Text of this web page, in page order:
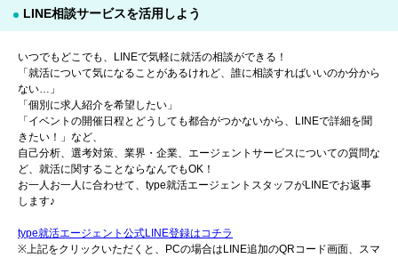
LINE相談サービスを活用しよう
いつでもどこでも、LINEで気軽に就活の相談ができる！
「就活について気になることがあるけれど、誰に相談すればいいのか分から
ない…」
「個別に求人紹介を希望したい」
「イベントの開催日程とどうしても都合がつかないから、LINEで詳細を聞
きたい！」など、
自己分析、選考対策、業界・企業、エージェントサービスについての質問な
ど、就活に関することならなんでもOK！
お一人お一人に合わせて、type就活エージェントスタッフがLINEでお返事
します♪
type就活エージェント公式LINE登録はコチラ
※上記をクリックいただくと、PCの場合はLINE追加のQRコード画面、スマ